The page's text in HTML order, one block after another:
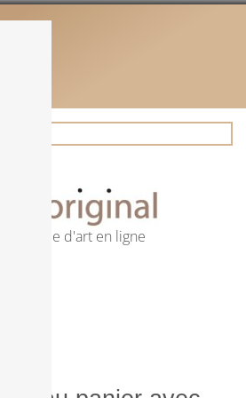
librairie d'art en ligne